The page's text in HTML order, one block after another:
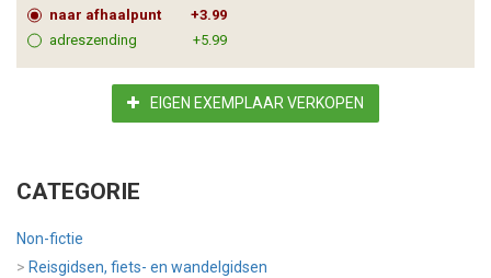
naar afhaalpunt
+3.99
adreszending
+5.99
EIGEN EXEMPLAAR VERKOPEN
CATEGORIE
Non-fictie
> Reisgidsen, fiets- en wandelgidsen